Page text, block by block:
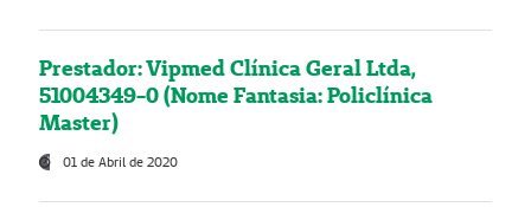
Prestador: Vipmed Clínica Geral Ltda,
51004349-0 (Nome Fantasia: Policlínica
Master)
01 de Abril de 2020